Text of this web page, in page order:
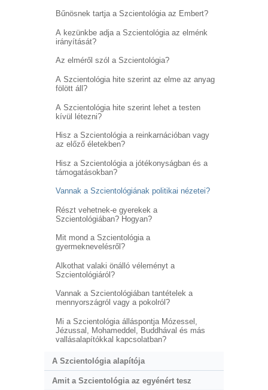
Bűnösnek tartja a Szcientológia az Embert?
A kezünkbe adja a Szcientológia az elménk
irányítását?
Az elméről szól a Szcientológia?
A Szcientológia hite szerint az elme az anyag
fölött áll?
A Szcientológia hite szerint lehet a testen
kívül létezni?
Hisz a Szcientológia a reinkarnációban vagy
az előző életekben?
Hisz a Szcientológia a jótékonyságban és a
támogatásokban?
Vannak a Szcientológiának politikai nézetei?
Részt vehetnek-e gyerekek a
Szcientológiában? Hogyan?
Mit mond a Szcientológia a
gyermeknevelésről?
Alkothat valaki önálló véleményt a
Szcientológiáról?
Vannak a Szcientológiában tantételek a
mennyországról vagy a pokolról?
Mi a Szcientológia álláspontja Mózessel,
Jézussal, Mohameddel, Buddhával és más
vallásalapítókkal kapcsolatban?
A Szcientológia alapítója
Amit a Szcientológia az egyénért tesz